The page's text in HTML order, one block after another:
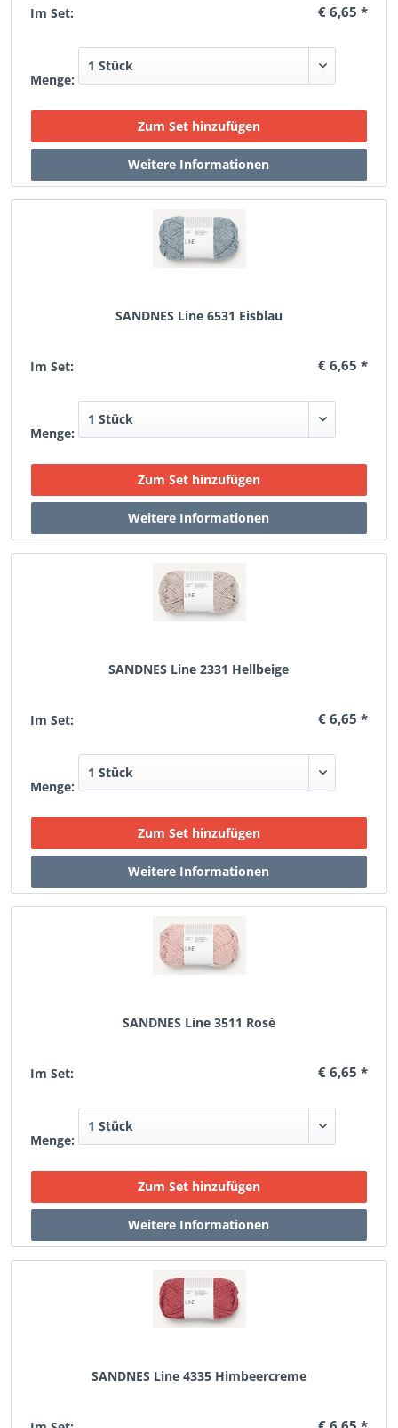
Im Set: € 6,65 *
Menge:
SANDNES Line 6531 Eisblau
Im Set: € 6,65 *
Menge:
SANDNES Line 2331 Hellbeige
Im Set: € 6,65 *
Menge:
SANDNES Line 3511 Rosé
Im Set: € 6,65 *
Menge:
SANDNES Line 4335 Himbeercreme